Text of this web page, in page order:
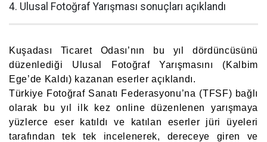
4. Ulusal Fotoğraf Yarışması sonuçları açıklandı
Kuşadası Ticaret Odası’nın bu yıl dördüncüsünü
düzenlediği Ulusal Fotoğraf Yarışmasını (Kalbim
Ege’de Kaldı) kazanan eserler açıklandı.
Türkiye Fotoğraf Sanatı Federasyonu’na (TFSF) bağlı
olarak bu yıl ilk kez online düzenlenen yarışmaya
yüzlerce eser katıldı ve katılan eserler jüri üyeleri
tarafından tek tek incelenerek, dereceye giren ve